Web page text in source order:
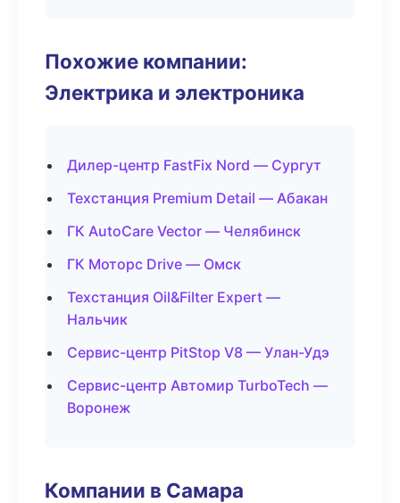
Похожие компании:
Электрика и электроника
Дилер-центр FastFix Nord — Сургут
Техстанция Premium Detail — Абакан
ГК AutoCare Vector — Челябинск
ГК Моторс Drive — Омск
Техстанция Oil&Filter Expert —
Нальчик
Сервис-центр PitStop V8 — Улан-Удэ
Сервис-центр Автомир TurboTech —
Воронеж
Компании в Самара